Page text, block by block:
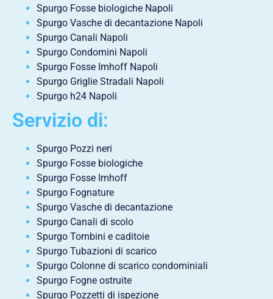
Spurgo Fosse biologiche Napoli
Spurgo Vasche di decantazione Napoli
Spurgo Canali Napoli
Spurgo Condomini Napoli
Spurgo Fosse Imhoff Napoli
Spurgo Griglie Stradali Napoli
Spurgo h24 Napoli
Servizio di:
Spurgo Pozzi neri
Spurgo Fosse biologiche
Spurgo Fosse Imhoff
Spurgo Fognature
Spurgo Vasche di decantazione
Spurgo Canali di scolo
Spurgo Tombini e caditoie
Spurgo Tubazioni di scarico
Spurgo Colonne di scarico condominiali
Spurgo Fogne ostruite
Spurgo Pozzetti di ispezione